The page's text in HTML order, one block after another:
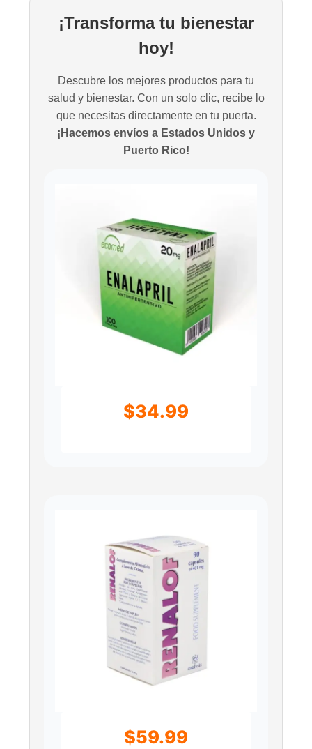
¡Transforma tu bienestar
hoy!
Descubre los mejores productos para tu
salud y bienestar. Con un solo clic, recibe lo
que necesitas directamente en tu puerta.
¡Hacemos envíos a Estados Unidos y
Puerto Rico!
$34.99
$59.99